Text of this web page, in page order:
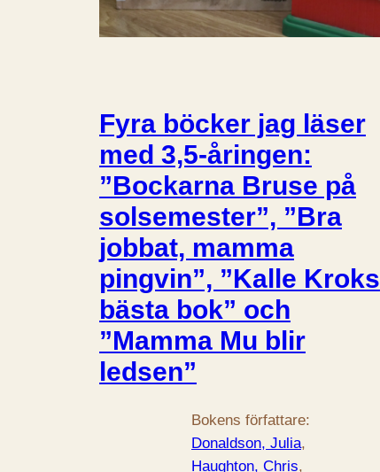
Fyra böcker jag läser
med 3,5-åringen:
”Bockarna Bruse på
solsemester”, ”Bra
jobbat, mamma
pingvin”, ”Kalle Kroks
bästa bok” och
”Mamma Mu blir
ledsen”
Bokens författare:
Donaldson, Julia
Haughton, Chris